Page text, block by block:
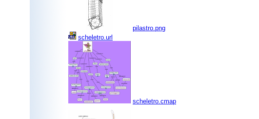
pilastro.png
scheletro.url
scheletro.cmap